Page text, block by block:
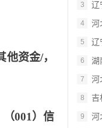
资金/，
001）信
3
辽
4 河
5 辽
6 湖
7 河
8 吉
9 河